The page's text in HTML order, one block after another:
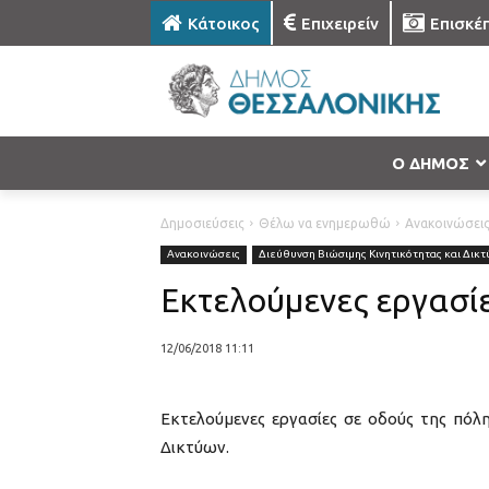
Κάτοικος Επιχειρείν
Ο ΔΗΜΟΣ
Δημοσιεύσεις Θέλω να ενημερωθώ Ανακοινώσεις
Ανακοινώσεις Διεύθυνση Βιώσιμης Κινητικότητας και
Εκτελούμενες
12/06/2018 11:11
Εκτελούμενες εργασίες σε οδούς της
Δικτύων.